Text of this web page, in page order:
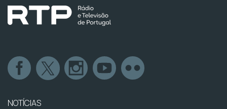
NOTÍCIAS